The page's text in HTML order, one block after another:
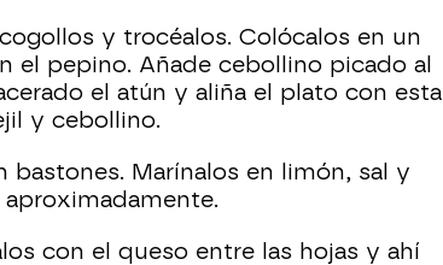
y trocéalos. Colócalos en un
el pepino. Añade cebollino picado al
el atún y aliña el plato con esta
y cebollino.
bastones. Marínalos en limón, sal y
con el queso entre las hojas y ahí